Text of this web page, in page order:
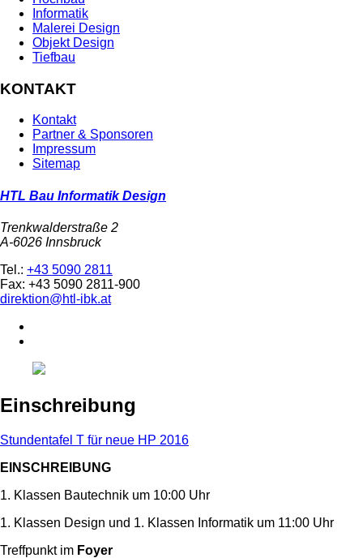
Informatik
Malerei Design
Objekt Design
Tiefbau
KONTAKT
Kontakt
Partner & Sponsoren
Impressum
Sitemap
HTL Bau Informatik Design
Trenkwalderstraße 2
A-6026 Innsbruck
Tel.: +43 5090 2811
Fax: +43 5090 2811-900
direktion@htl-ibk.at
Einschreibung
Stundentafel T für neue HP 2016
EINSCHREIBUNG
1. Klassen Bautechnik um 10:00 Uhr
1. Klassen Design und 1. Klassen Informatik um 11:00 Uhr
Treffpunkt im Foyer